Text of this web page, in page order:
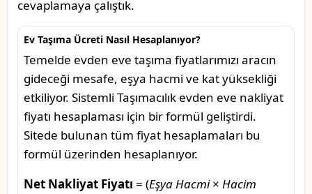
cevaplamaya çalıştık.
Ev Taşıma Ücreti Nasıl Hesaplanıyor?
Temelde evden eve taşıma fiyatlarımızı aracın
gideceği mesafe, eşya hacmi ve kat yüksekliği
etkiliyor. Sistemli Taşımacılık evden eve nakliyat
fiyatı hesaplaması için bir formül geliştirdi.
Sitede bulunan tüm fiyat hesaplamaları bu
formül üzerinden hesaplanıyor.
Net Nakliyat Fiyatı = (Eşya Hacmi× Hacim